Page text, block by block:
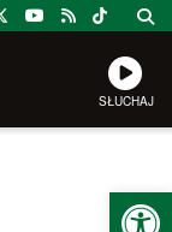
SŁUCHAJ